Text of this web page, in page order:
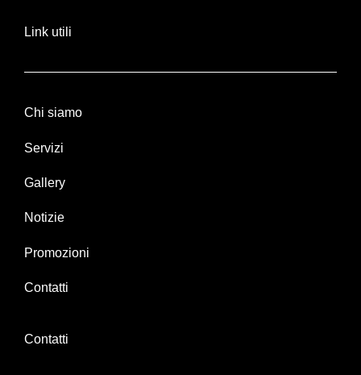
Link utili
Chi siamo
Servizi
Gallery
Notizie
Promozioni
Contatti
Contatti